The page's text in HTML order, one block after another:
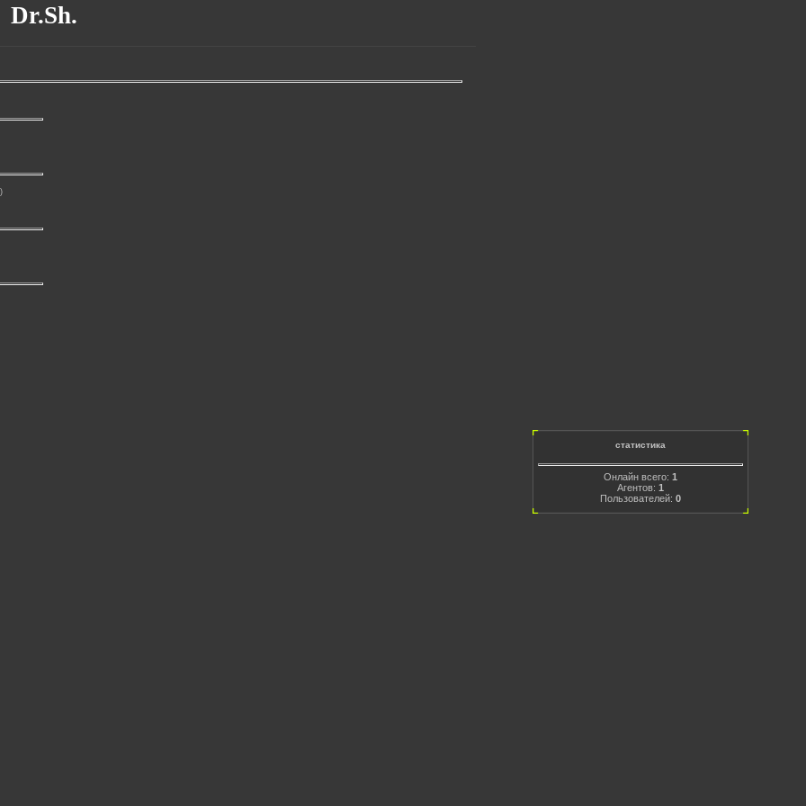
Dr.Sh.
статистика
Онлайн всего: 1
Агентов: 1
Пользователей: 0